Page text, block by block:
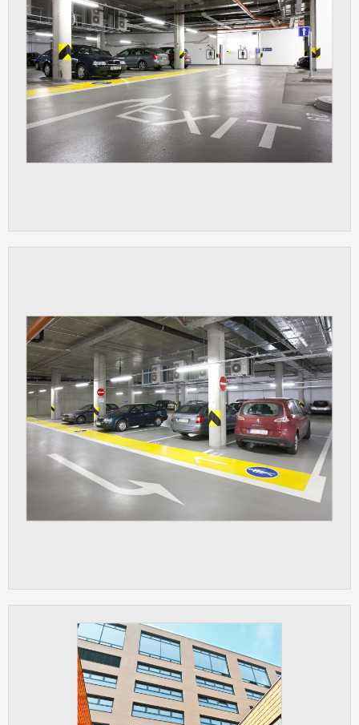
OSTATNÍ
Cookies, které aplikace nedokáže zařadit.
Naším cílem je, aby tato kategorie
zůstala prázdná a všechny cookies byly
přiřazeny do některé z kategorií
uvedených výše.